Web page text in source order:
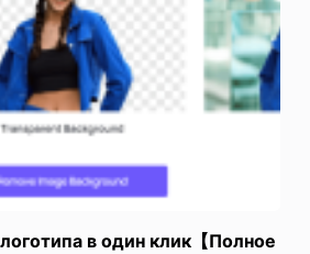
в один клик【Полное